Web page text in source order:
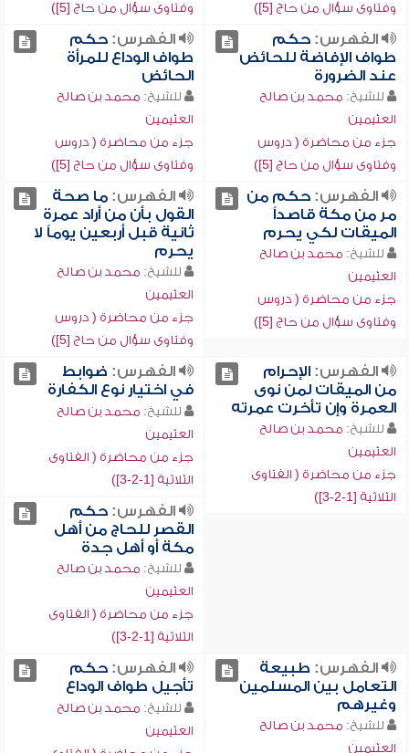
وفتاوى سؤال من حاج [5])
وفتاوى سؤال من حاج [5])
الفهرس:حكم
طواف الإفاضة للحائض
عند الضرورة
للشيخ: محمد بن صالح
العثيمين
جزء من محاضرة ( دروس
وفتاوى سؤال من حاج [5])
الفهرس:حكم
طواف الوداع للمرأة
الحائض
للشيخ: محمد بن صالح
العثيمين
جزء من محاضرة ( دروس
وفتاوى سؤال من حاج [5])
الفهرس:حكم من
مر من مكة قاصداً
الميقات لكي يحرم
للشيخ: محمد بن صالح
العثيمين
جزء من محاضرة ( دروس
وفتاوى سؤال من حاج [5])
الفهرس:ما صحة
القول بأن من أراد عمرة
ثانية قبل أربعين يوماً لا
يحرم
للشيخ: محمد بن صالح
العثيمين
جزء من محاضرة ( دروس
وفتاوى سؤال من حاج [5])
الفهرس:الإحرام
من الميقات لمن نوى
العمرة وإن تأخرت عمرته
للشيخ: محمد بن صالح
العثيمين
جزء من محاضرة ( الفتاوى
الثلاثية [1-2-3])
الفهرس: ضوابط
في اختيار نوع الكفارة
للشيخ: محمد بن صالح
العثيمين
جزء من محاضرة ( الفتاوى
الثلاثية [1-2-3])
الفهرس:حكم
القصر للحاج من أهل
مكة أو أهل جدة
للشيخ: محمد بن صالح
العثيمين
جزء من محاضرة ( الفتاوى
الثلاثية [1-2-3])
الفهرس: طبيعة
التعامل بين المسلمين
وغيرهم
للشيخ: محمد بن صالح
العثيمين
الفهرس:حكم
تأجيل طواف الوداع
للشيخ: محمد بن صالح
العثيمين